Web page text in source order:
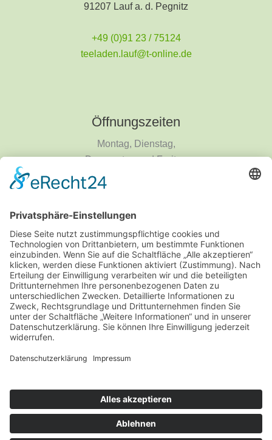
91207 Lauf a. d. Pegnitz
+49 (0)91 23 / 75124
teeladen.lauf@t-online.de
Öffnungszeiten
Montag, Dienstag,
Donnerstag und Freitag
9 - 14 Uhr
Informationen
Über uns
Produktanfrage
Datenschutzerklärung